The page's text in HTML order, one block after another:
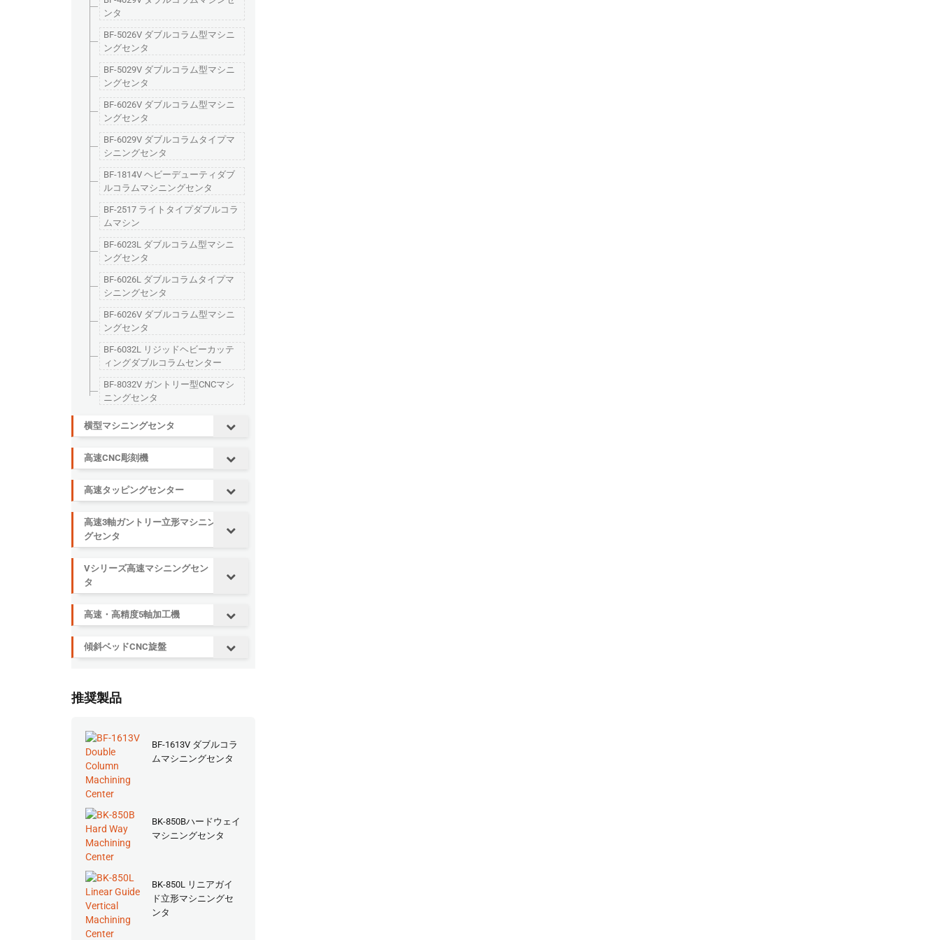
ンタ
BF-5026V ダブルコラム型マシニ
ングセンタ
BF-5029V ダブルコラム型マシニ
ングセンタ
BF-6026V ダブルコラム型マシニ
ングセンタ
BF-6029V ダブルコラムタイプマ
シニングセンタ
BF-1814V ヘビーデューティダブ
ルコラムマシニングセンタ
BF-2517 ライトタイプダブルコラ
ムマシン
BF-6023L ダブルコラム型マシニ
ングセンタ
BF-6026L ダブルコラムタイプマ
シニングセンタ
BF-6026V ダブルコラム型マシニ
ングセンタ
BF-6032L リジッドヘビーカッテ
ィングダブルコラムセンター
BF-8032V ガントリー型CNCマシ
ニングセンタ
横型マシニングセンタ
高速CNC彫刻機
高速タッピングセンター
高速3軸ガントリー立形マシニン
グセンタ
Vシリーズ高速マシニングセン
タ
高速・高精度5軸加工機
傾斜ベッドCNC旋盤
推奨製品
BF-1613V ダブルコラ
ムマシニングセンタ
BK-850Bハードウェイ
マシニングセンタ
BK-850L リニアガイ
ド立形マシニングセ
ンタ